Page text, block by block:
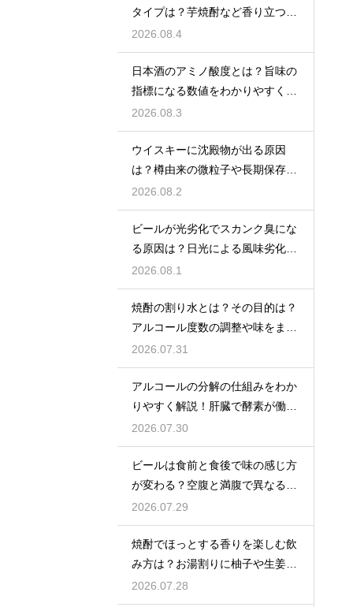
タイプは？芋焼酎など香り立つ本
格焼酎で体が温まる
2026.08.4
日本酒のアミノ酸度とは？旨味の
指標になる数値をわかりやすく解
説
2026.08.3
ウイスキーに沈殿物が出る原因
は？樽由来の微粒子や長期保存で
成分が析出するため
2026.08.2
ビールが光劣化でスカンク臭にな
る原因は？日光による風味劣化を
解説
2026.08.1
焼酎の割り水とは？その目的は？
アルコール度数の調整や味をまろ
やかにする効果を解説
2026.07.31
アルコールの分解の仕組みをわか
りやすく解説！肝臓で酵素が働き
アセトアルデヒドに変化して無害
化
2026.07.30
ビールは食前と食後で味の感じ方
が変わる？空腹と満腹で異なる味
覚の感じ方を解説
2026.07.29
焼酎でほっとする香りを楽しむ飲
み方は？お湯割りに柚子や生姜を
加えてリラックス効果を実感
2026.07.28